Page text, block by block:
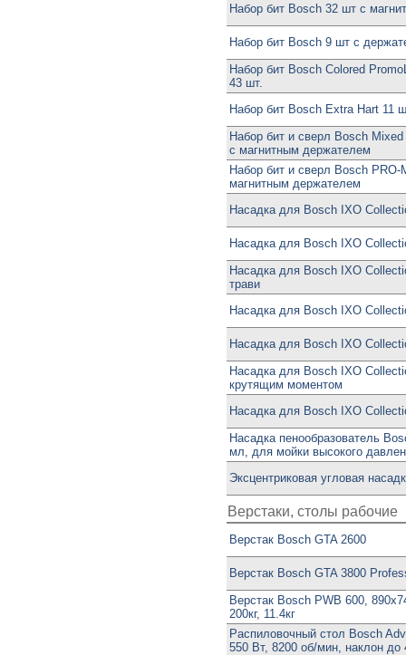
Набор бит Bosch 32 шт с
Набор бит Bosch 9 шт с
Набор бит Bosch Colored
43 шт.
Набор бит Bosch Extra Hart 11
Набор бит и сверл Bosch
с магнитным держателем
Набор бит и сверл Bosch
магнитным держателем
Насадка для Bosch IXO
Насадка для Bosch IXO
Насадка для Bosch IXO
трави
Насадка для Bosch IXO
Насадка для Bosch IXO
Насадка для Bosch IXO
крутящим моментом
Насадка для Bosch IXO
Насадка пенообразователь
мл, для мойки высокого
Эксцентриковая угловая
Верстаки, столы рабочие
Верстак Bosch GTA 2600
Верстак Bosch GTA 3800
Верстак Bosch PWB 600,
200кг, 11.4кг
Распиловочный стол Bosch
550 Вт, 8200 об/мин, наклон до